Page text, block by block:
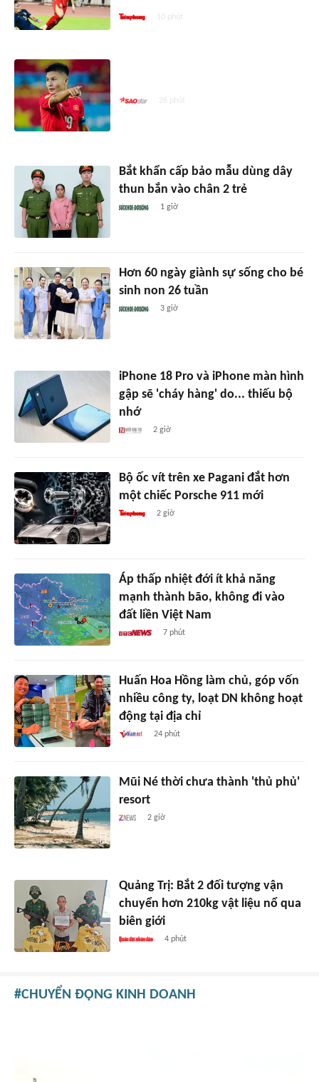
10 phút
26 phút
Bắt khẩn cấp bảo mẫu dùng dây
thun bắn vào chân 2 trẻ
1 giờ
Hơn 60 ngày giành sự sống cho bé
sinh non 26 tuần
3 giờ
iPhone 18 Pro và iPhone màn hình
gập sẽ 'cháy hàng' do... thiếu bộ
nhớ
2 giờ
Bộ ốc vít trên xe Pagani đắt hơn
một chiếc Porsche 911 mới
2 giờ
Áp thấp nhiệt đới ít khả năng
mạnh thành bão, không đi vào
đất liền Việt Nam
7 phút
Huấn Hoa Hồng làm chủ, góp vốn
nhiều công ty, loạt DN không hoạt
động tại địa chỉ
24 phút
Mũi Né thời chưa thành 'thủ phủ'
resort
2 giờ
Quảng Trị: Bắt 2 đối tượng vận
chuyển hơn 210kg vật liệu nổ qua
biên giới
4 phút
CHUYỂN ĐỘNG KINH DOANH